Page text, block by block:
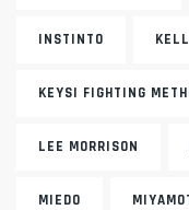
INSTINTO
KEYSI FIGHTING
LEE MORRISON
MIEDO